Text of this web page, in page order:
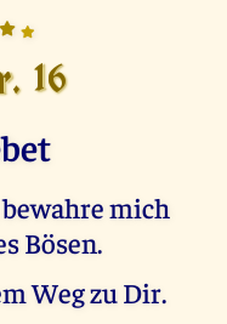
16
mich
Bösen.
Weg zu Dir.